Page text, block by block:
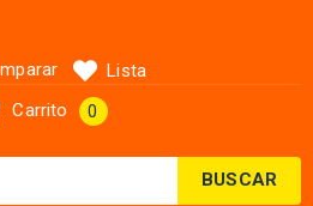
BUSCAR
Lista
Carrito
0